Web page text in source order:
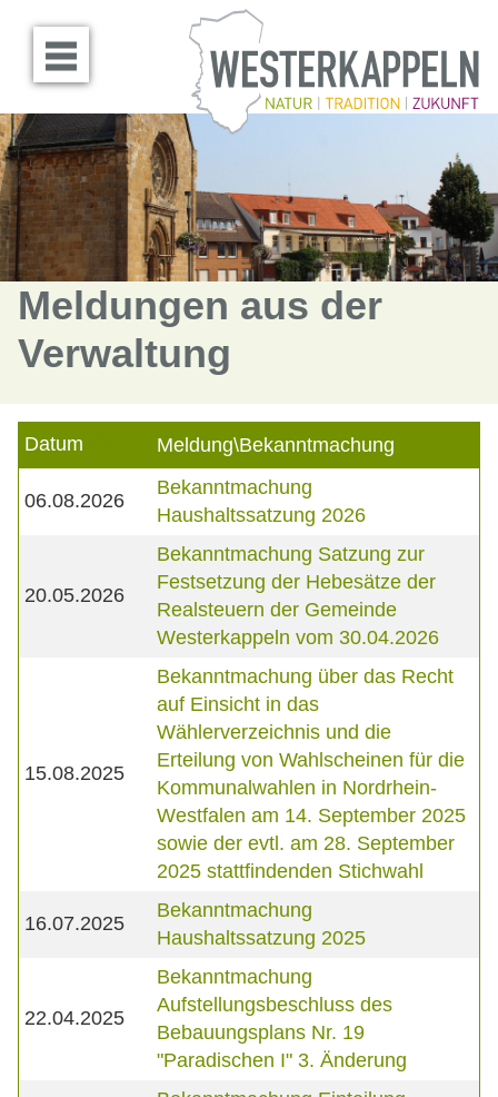
Menü öffnen
Meldungen aus der
Verwaltung
Datum Meldung\Bekanntmachung
06.08.2026
Bekanntmachung
Haushaltssatzung 2026
20.05.2026
Bekanntmachung Satzung zur
Festsetzung der Hebesätze der
Realsteuern der Gemeinde
Westerkappeln vom 30.04.2026
15.08.2025
Bekanntmachung über das Recht
auf Einsicht in das
Wählerverzeichnis und die
Erteilung von Wahlscheinen für die
Kommunalwahlen in Nordrhein-
Westfalen am 14. September 2025
sowie der evtl. am 28. September
2025 stattfindenden Stichwahl
16.07.2025
Bekanntmachung
Haushaltssatzung 2025
22.04.2025
Bekanntmachung
Aufstellungsbeschluss des
Bebauungsplans Nr. 19
"Paradischen I" 3. Änderung